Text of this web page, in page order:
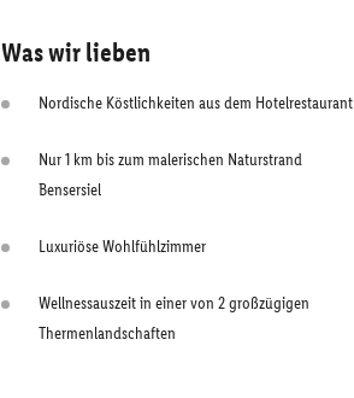
Was wir lieben
Nordische Köstlichkeiten aus dem Hotelrestaurant
Nur 1 km bis zum malerischen Naturstrand
Bensersiel
Luxuriöse Wohlfühlzimmer
Wellnessauszeit in einer von 2 großzügigen
Thermenlandschaften